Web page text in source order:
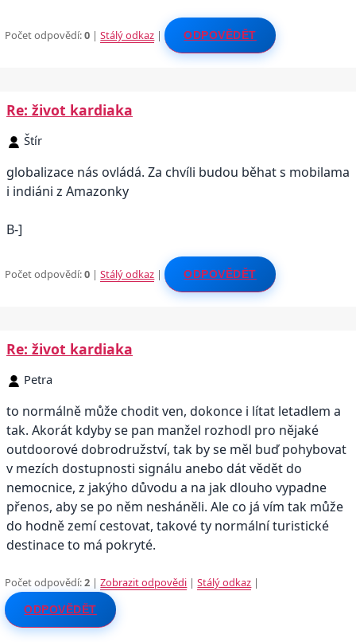
Počet odpovědí:0 |Stálý odkaz | ODPOVĚDĚT
Re: život kardiaka
Štír
globalizace nás ovládá. Za chvíli budou běhat s mobilama
i indiáni z Amazonky
B-]
Počet odpovědí:0 |Stálý odkaz | ODPOVĚDĚT
Re: život kardiaka
Petra
to normálně může chodit ven, dokonce i lítat letadlem a
tak. Akorát kdyby se pan manžel rozhodl pro nějaké
outdoorové dobrodružství, tak by se měl buď pohybovat
v mezích dostupnosti signálu anebo dát vědět do
nemocnice, z jakýho důvodu a na jak dlouho vypadne
přenos, aby se po něm nesháněli. Ale co já vím tak může
do hodně zemí cestovat, takové ty normální turistické
destinace to má pokryté.
Počet odpovědí:2 |Zobrazit odpovědi |Stálý odkaz |
ODPOVĚDĚT